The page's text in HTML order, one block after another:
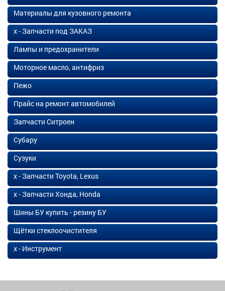
Материалы для кузовного ремонта
х - Запчасти под ЗАКАЗ
Лампы и предохранители
Моторное масло, антифриз
Пежо
Прайс на ремонт автомобилей
Запчасти Ситроен
Субару
Сузуки
х - Запчасти Toyota, Lexus
х - Запчасти Хонда, Honda
Шины БУ купить - резину БУ
Щётки стеклоочистителя
х - Инструмент